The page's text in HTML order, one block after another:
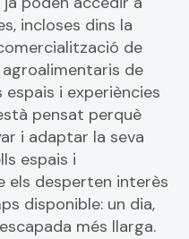
incloses dins la
de
de
i experiències
pensat perquè
i adaptar la seva
espais i
els desperten interès
disponible: un dia,
més llarga.